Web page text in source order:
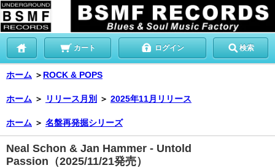
カート ログイン 検索
ホーム ＞ ROCK & POPS
ホーム ＞ リリース月別 ＞ 2025年11月リリース
ホーム ＞ 名盤再発掘シリーズ
Neal Schon & Jan Hammer - Untold
Passion（2025/11/21発売）